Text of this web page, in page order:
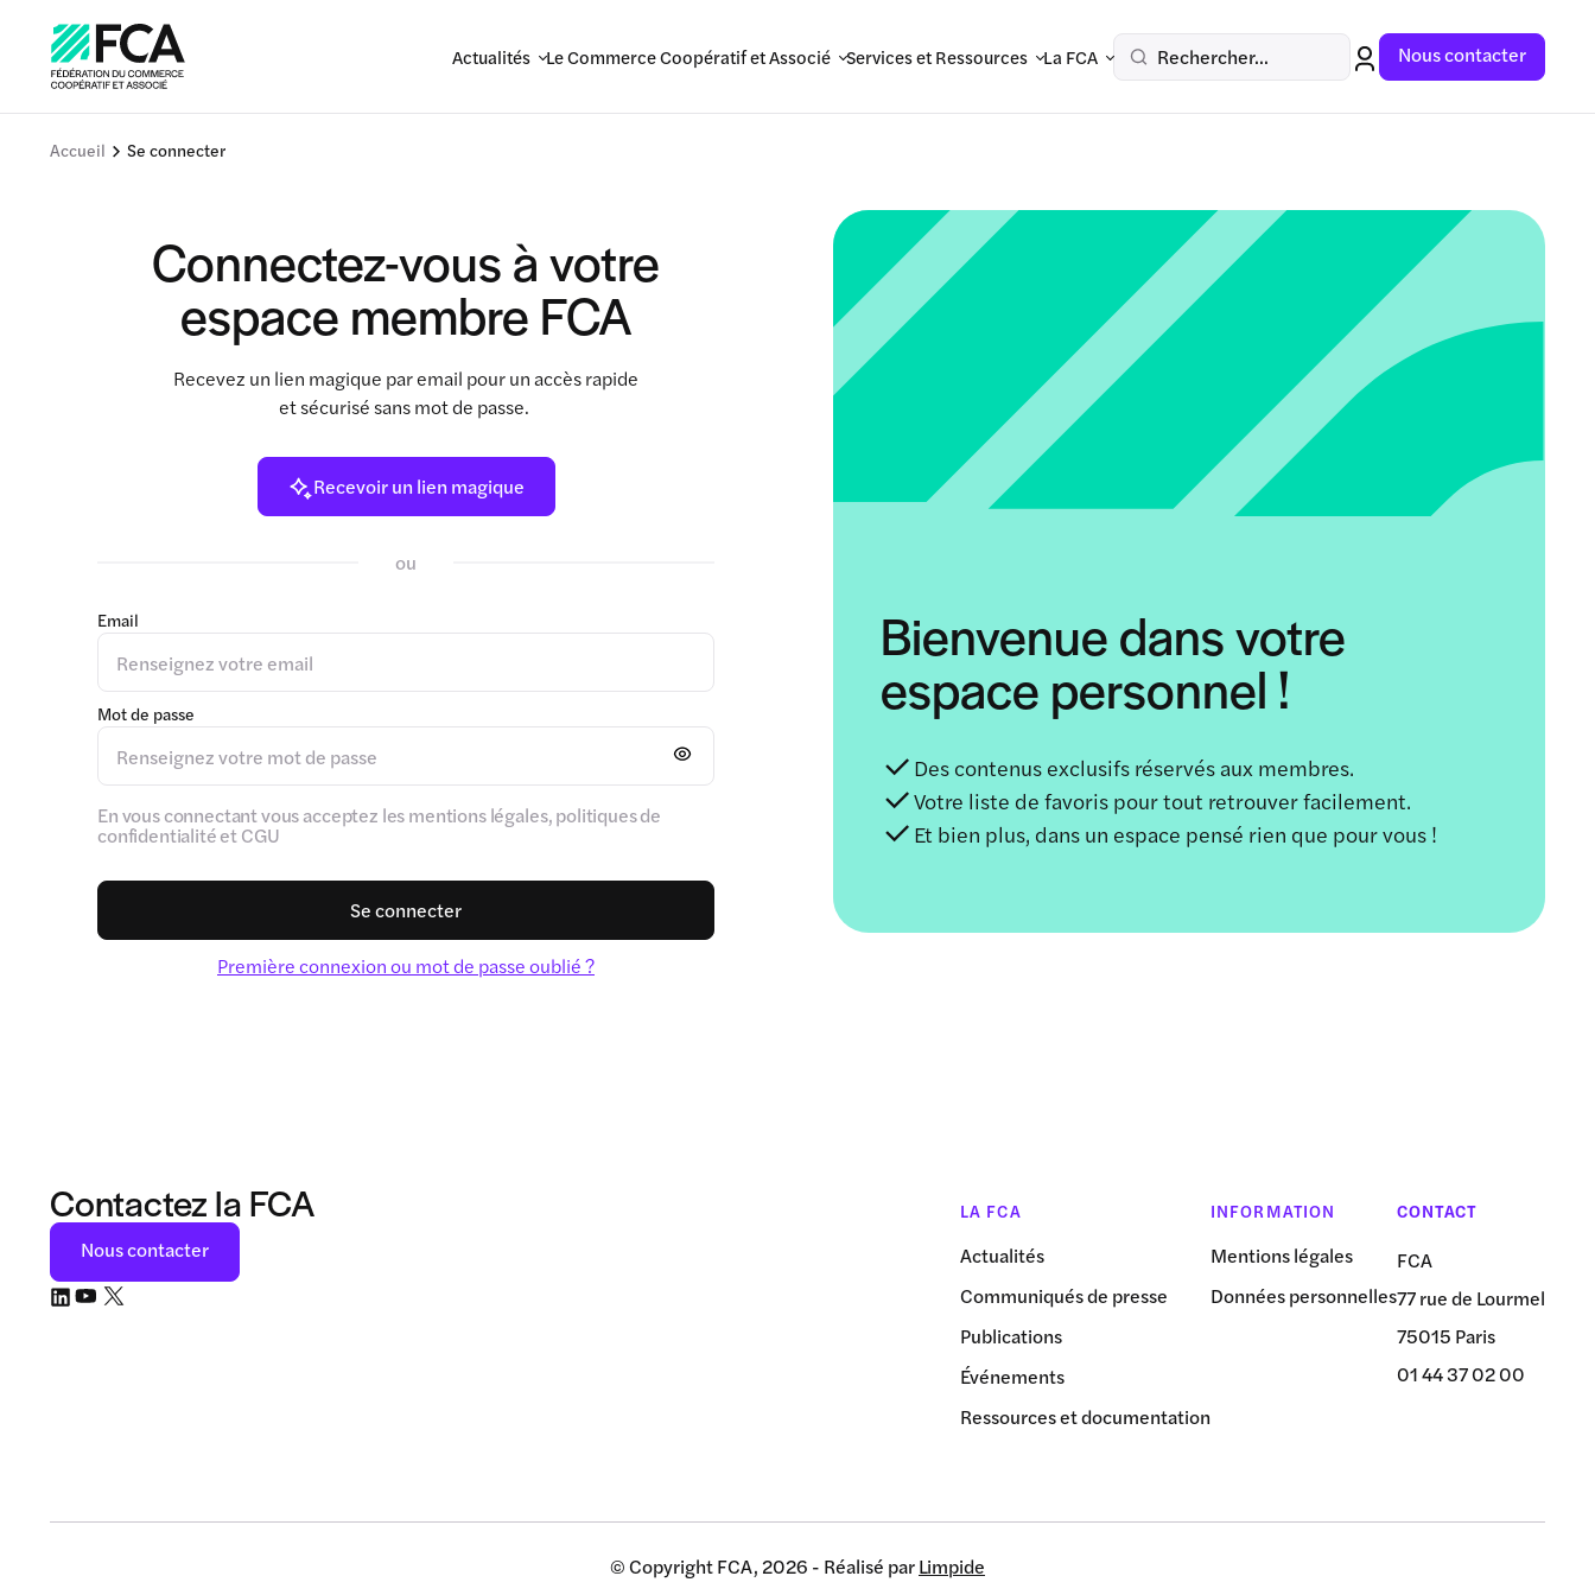
Actualités Le Commerce Coopératif et Associé Services et Ressources La FCA Rechercher... Nous contacter
Accueil Se connecter
Connectez-vous à votre
espace membre FCA
Recevez un lien magique par email pour un accès rapide
et sécurisé sans mot de passe.
Recevoir un lien magique
ou
Email
Mot de passe
En vous connectant vous acceptez les mentions légales, politiques de
confidentialité et CGU
Se connecter
Première connexion ou mot de passe oublié ?
Bienvenue dans votre
espace personnel !
Des contenus exclusifs réservés aux membres.
Votre liste de favoris pour tout retrouver facilement.
Et bien plus, dans un espace pensé rien que pour vous !
Contactez la FCA
Nous contacter
LA FCA
Actualités
Communiqués de presse
Publications
Événements
Ressources et documentation
INFORMATION
Mentions légales
Données personnelles
CONTACT
FCA
77 rue de Lourmel
75015 Paris
01 44 37 02 00
© Copyright FCA, 2026 - Réalisé parLimpide